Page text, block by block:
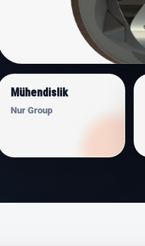
Mühendislik
Nur Group